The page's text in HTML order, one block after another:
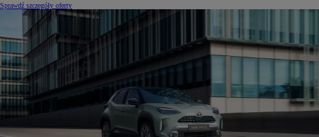
Sprawdź szczegóły oferty